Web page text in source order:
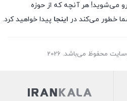
می‌شوید! هر آنچه که از حوزه
خطور می‌کند در اینجا پیدا خواهید کرد.
محفوظ می‌باشد. 2026